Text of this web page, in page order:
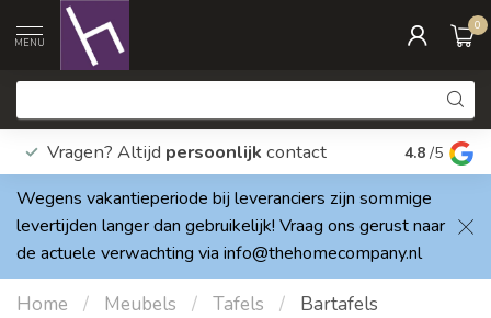
MENU
0
Vragen? Altijd persoonlijk contact Elke dag
4.8 /5
Wegens vakantieperiode bij leveranciers zijn sommige
levertijden langer dan gebruikelijk! Vraag ons gerust naar
de actuele verwachting via info@thehomecompany.nl
Home / Meubels / Tafels / Bartafels